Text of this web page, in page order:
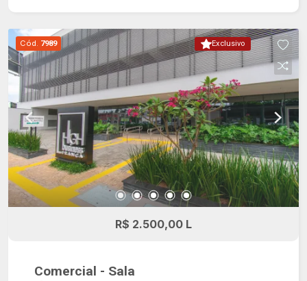
com mobilidade reduzida nas áreas comuns,
sistema de segurança de última geração.
Exclusivo
Cód. 7989
R$ 2.500,00 L
Comercial - Sala